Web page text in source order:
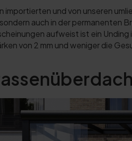
importierten und von unseren
auch in der
aufweist ist ein
von 2 mm und weniger die